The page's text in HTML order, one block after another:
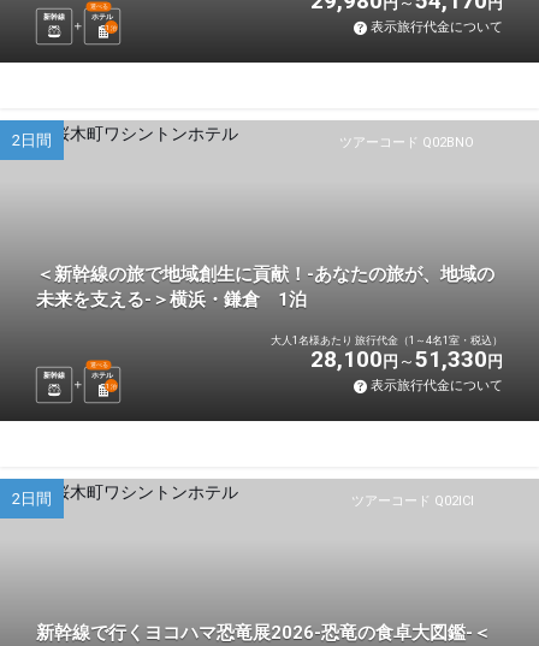
新幹線 ホテル
選べる
1 泊 表示旅行代金について
ツアーコード Q02BNO
2日間
＜新幹線の旅で地域創生に貢献！-あなたの旅が、地域の
未来を支える-＞横浜・鎌倉 1泊
新幹線 ホテル
選べる
1 泊
大人1名様あたり 旅行代金（1～4名1室・税込）
28,100 円 51,330 円
表示旅行代金について
ツアーコード Q02ICI
2日間
新幹線で行くヨコハマ恐竜展2026-恐竜の食卓大図鑑-＜